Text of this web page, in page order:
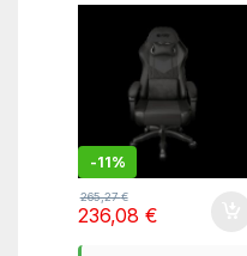
-11%
265,27€
236,08€